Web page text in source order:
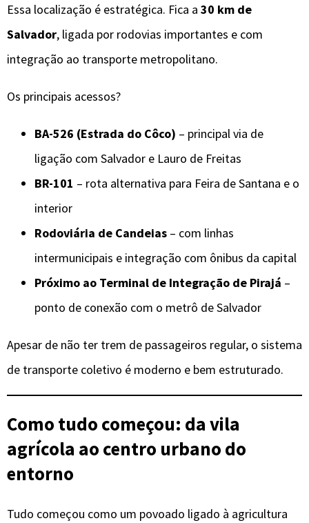
Essa localização é estratégica. Fica a 30 km de
Salvador, ligada por rodovias importantes e com
integração ao transporte metropolitano.
Os principais acessos?
BA-526 (Estrada do Côco) – principal via de
ligação com Salvador e Lauro de Freitas
BR-101 – rota alternativa para Feira de Santana e o
interior
Rodoviária de Candeias – com linhas
intermunicipais e integração com ônibus da capital
Próximo ao Terminal de Integração de Pirajá –
ponto de conexão com o metrô de Salvador
Apesar de não ter trem de passageiros regular, o sistema
de transporte coletivo é moderno e bem estruturado.
Como tudo começou: da vila
agrícola ao centro urbano do
entorno
Tudo começou como um povoado ligado à agricultura